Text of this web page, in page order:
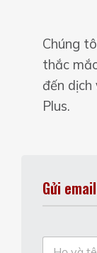
Chúng
thắc
đến
Plus.
Gửi